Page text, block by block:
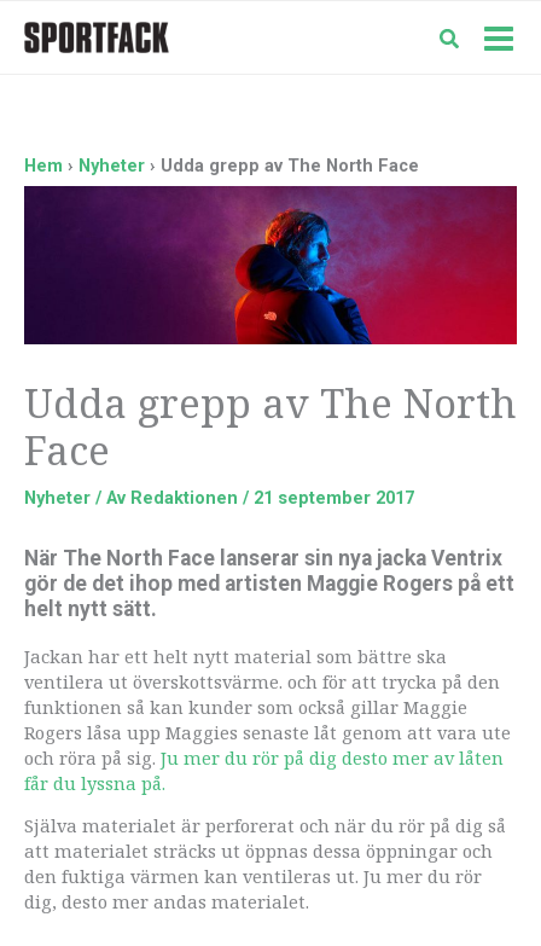
Hem Nyheter Udda grepp av The North Face
Udda grepp av The North
Face
Nyheter / Av Redaktionen / 21 september 2017
När The North Face lanserar sin nya jacka Ventrix
gör de det ihop med artisten Maggie Rogers på ett
helt nytt sätt.
Jackan har ett helt nytt material som bättre ska
ventilera ut överskottsvärme. och för att trycka på den
funktionen så kan kunder som också gillar Maggie
Rogers låsa upp Maggies senaste låt genom att vara ute
och röra på sig. Ju mer du rör på dig desto mer av låten
får du lyssna på.
Själva materialet är perforerat och när du rör på dig så
att materialet sträcks ut öppnas dessa öppningar och
den fuktiga värmen kan ventileras ut. Ju mer du rör
dig, desto mer andas materialet.